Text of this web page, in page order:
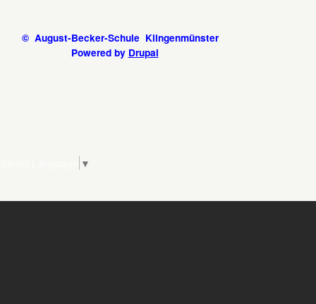
© August-Becker-Schule Klingenmünster
Powered by Drupal
▼